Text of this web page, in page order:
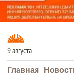
9 августа
Главная